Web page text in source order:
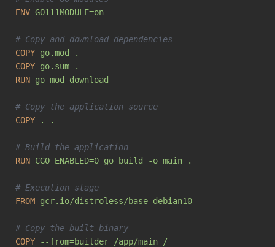
ENV GO111MODULE=on
# Copy and download dependencies
COPY go.mod .
COPY go.sum .
RUN go mod download
# Copy the application source
COPY
. .
# Build the application
RUN CGO_ENABLED=0 go build -o main .
# Execution stage
FROM gcr.io/distroless/base-debian10
# Copy the built binary
COPY
--from=builder /app/main /